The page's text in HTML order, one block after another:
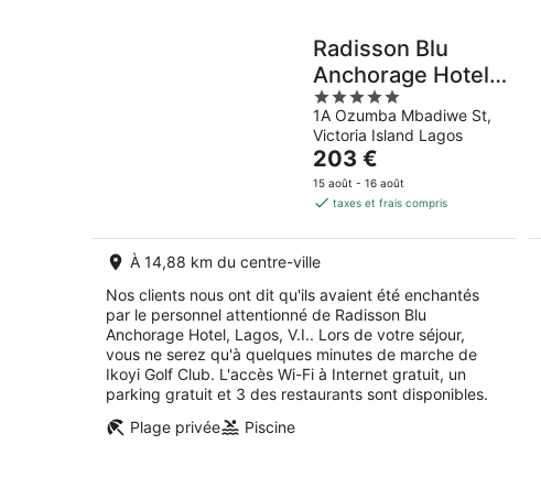
Radisson Blu
Anchorage Hotel,
Lagos, V.I.
5
out
of
5
1A Ozumba Mbadiwe St,
Victoria Island Lagos
Le
prix
est
203 €
par
nuit
203 €
15 août - 16 août
taxes et frais compris
À 14,88 km du centre-ville
Nos clients nous ont dit qu'ils avaient été enchantés
par le personnel attentionné de Radisson Blu
Anchorage Hotel, Lagos, V.I.. Lors de votre séjour,
vous ne serez qu'à quelques minutes de marche de
Ikoyi Golf Club. L'accès Wi-Fi à Internet gratuit, un
parking gratuit et 3 des restaurants sont disponibles.
Plage privée
Piscine